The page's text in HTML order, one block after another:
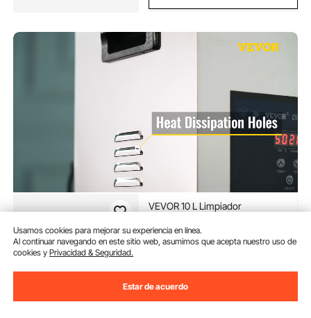
VEVOR 10 L Limpiador
32,5 x 26,5 x 28 cm Pantalla
LED, Máquina de Limpieza
(14)
100
Usamos cookies para mejorar su experiencia en línea.
Al continuar navegando en este sitio web, asumimos que acepta nuestro uso de
cookies yPrivacidad & Seguridad.
Estar de acuerdo